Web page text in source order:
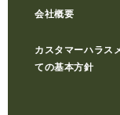
会社概要
カスタマーハラス
ての基本方針